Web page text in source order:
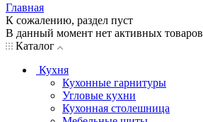
Главная
К сожалению, раздел пуст
В данный момент нет активных товаров
Каталог
Кухня
Кухонные гарнитуры
Угловые кухни
Кухонная столешница